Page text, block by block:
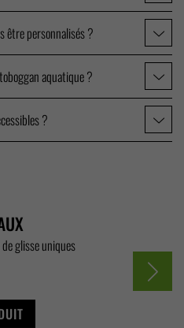
être personnalisés ?
aquatique ?
?
glisse uniques